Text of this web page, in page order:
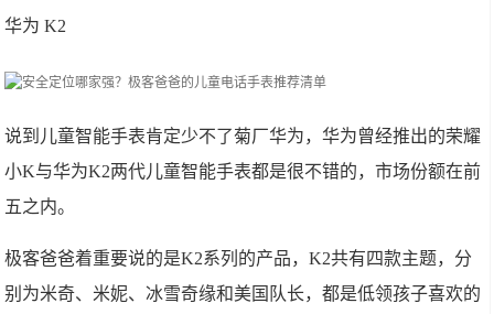
华为 K2
说到儿童智能手表肯定少不了菊厂华为，华为曾经推出的荣耀
小K与华为K2两代儿童智能手表都是很不错的，市场份额在前
五之内。
极客爸爸着重要说的是K2系列的产品，K2共有四款主题，分
别为米奇、米妮、冰雪奇缘和美国队长，都是低领孩子喜欢的